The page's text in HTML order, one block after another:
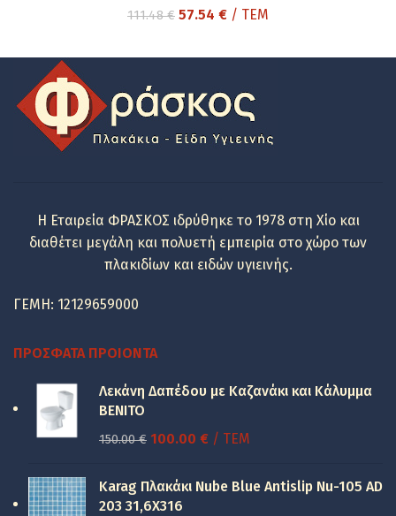
111.48€ Original
57.54 €Η
57.54 €.
/ ΤΕΜ
Η Εταιρεία ΦΡΑΣΚΟΣ ιδρύθηκε το 1978 στη Χίο και
διαθέτει μεγάλη και πολυετή εμπειρία στο χώρο των
πλακιδίων και ειδών υγιεινής.
ΓΕΜΗ: 12129659000
ΠΡΌΣΦΑΤΑ ΠΡΟΙΌΝΤΑ
Λεκάνη Δαπέδου με Καζανάκι και Κάλυμμα
BENITO
150.00€ Original
was:
150.00 €.
100.00 €Η
τιμή
/ ΤΕΜ
Karag Πλακάκι Nube Blue Antislip Nu-105 AD
203 31,6X316